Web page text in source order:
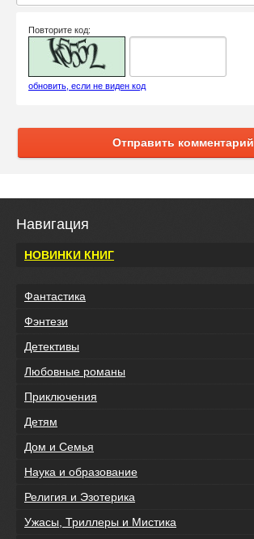
Повторите код:
обновить, если не виден код
Отправить комментарий
Навигация
НОВИНКИ КНИГ
Фантастика
Фэнтези
Детективы
Любовные романы
Приключения
Детям
Дом и Семья
Наука и образование
Религия и Эзотерика
Ужасы, Триллеры и Мистика